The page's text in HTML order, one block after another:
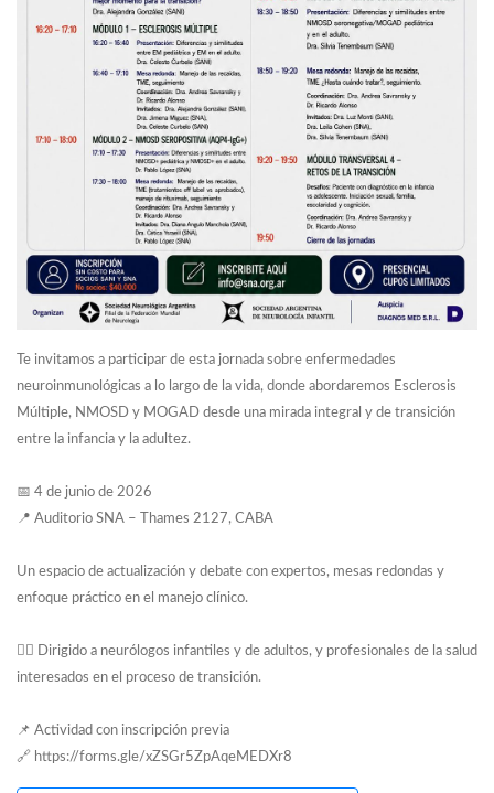
Te invitamos a participar de esta jornada sobre enfermedades
neuroinmunológicas a lo largo de la vida, donde abordaremos Esclerosis
Múltiple, NMOSD y MOGAD desde una mirada integral y de transición
entre la infancia y la adultez.
📅 4 de junio de 2026
📍 Auditorio SNA – Thames 2127, CABA
Un espacio de actualización y debate con expertos, mesas redondas y
enfoque práctico en el manejo clínico.
👩‍⚕️ Dirigido a neurólogos infantiles y de adultos, y profesionales de la salud
interesados en el proceso de transición.
📌 Actividad con inscripción previa
🔗 https://forms.gle/xZSGr5ZpAqeMEDXr8